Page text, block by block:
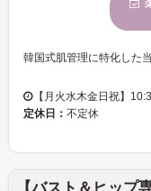
【月火水木金日祝】
定休日： 不定休